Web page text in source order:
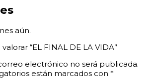
aún.
“EL FINAL DE LA VIDA”
electrónico no será publicada.
están marcados con *